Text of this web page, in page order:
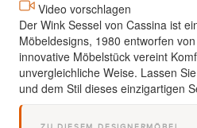
Video vorschlagen
Der Wink Sessel von Cassina ist
Möbeldesigns, 1980 entworfen
innovative Möbelstück vereint
unvergleichliche Weise. Lassen
und dem Stil dieses einzigartigen